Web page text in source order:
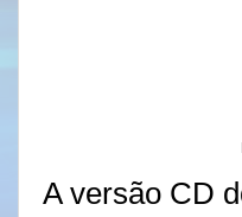
A versão CD